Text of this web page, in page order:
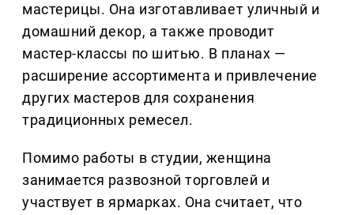
мастерицы. Она изготавливает уличный и
домашний декор, а также проводит
мастер-классы по шитью. В планах —
расширение ассортимента и привлечение
других мастеров для сохранения
традиционных ремесел.
Помимо работы в студии, женщина
занимается развозной торговлей и
участвует в ярмарках. Она считает, что